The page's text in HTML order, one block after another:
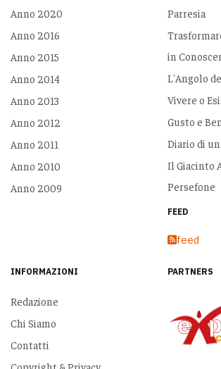
Anno 2020
Anno 2016
Anno 2015
Anno 2014
Anno 2013
Anno 2012
Anno 2011
Anno 2010
Anno 2009
Parresia
in
L'Angolo
Vivere o
Gusto e
Diario di
Il Giacinto
Persefone
FEED
feed
INFORMAZIONI
Redazione
Chi Siamo
Contatti
PARTNERS